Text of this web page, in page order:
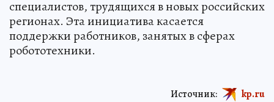
специалистов, трудящихся в новых российских
регионах. Эта инициатива касается
поддержки работников, занятых в сферах
робототехники.
Источник: kp.ru